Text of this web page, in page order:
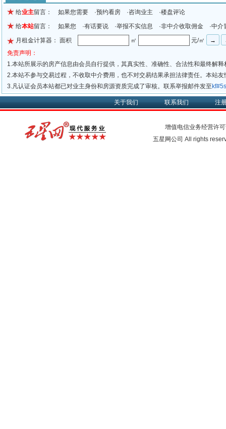
给业主留言： 如果您需要 ·预约看房 ·咨询业主 ·楼盘评论
给本站留言： 如果您 ·有话要说 ·举报不实信息 ·非中介收取佣金 ·中介
月租金计算器： 面积
㎡
元/㎡
免责声明：
1.本站所展示的房产信息由会员自行提供，其真实性、准确性、合法性和最终解
2.本站不参与交易过程，不收取中介费用，也不对交易结果承担法律责任。本站
3.凡认证会员本站都已对业主身份和房源资质完成了审核。联系举报邮件发至
关于我们 联系我们 注
增值电信业务经营许
五星网公司 All rights